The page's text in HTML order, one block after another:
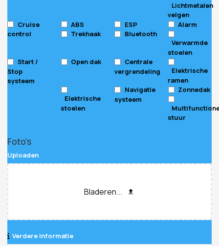
Lichtmetalen
velgen
Cruise
control
ABS ESP
Alarm
Trekhaak
Bluetooth
Verwarmde
stoelen
Start /
Stop
systeem
Open dak
Centrale
vergrendeling
Elektrische
ramen
Elektrische
stoelen
Navigatie
systeem
Zonnedak
stuur
Foto's
Uploaden
Bladeren...
Verdere informatie